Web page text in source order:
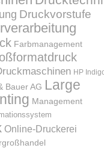
Druckvorstufe
Farbmanagement
HP
Bauer AG Large
Management
Online-Druckerei